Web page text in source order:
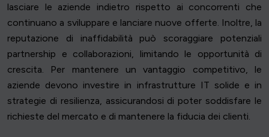
lasciare le aziende indietro rispetto ai concorrenti che
continuano a sviluppare e lanciare nuove offerte. Inoltre, la
reputazione di inaffidabilità può scoraggiare potenziali
partnership e collaborazioni, limitando le opportunità di
crescita. Per mantenere un vantaggio competitivo, le
aziende devono investire in infrastrutture IT solide e in
strategie di resilienza, assicurandosi di poter soddisfare le
richieste del mercato e di mantenere la fiducia dei clienti.